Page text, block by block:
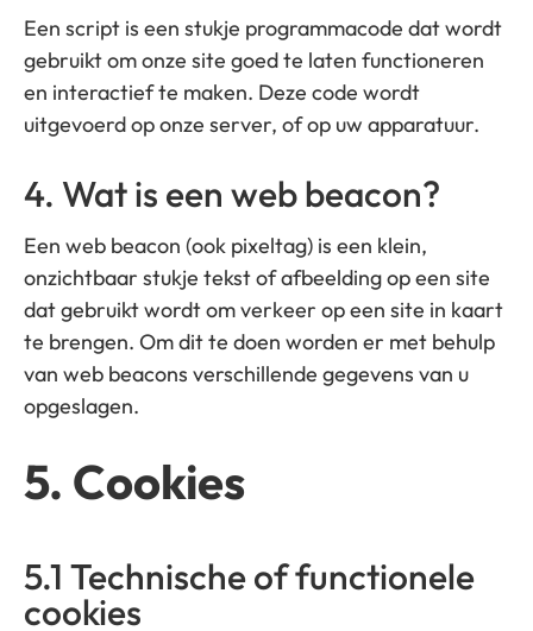
Een script is een stukje programmacode dat wordt
gebruikt om onze site goed te laten functioneren
en interactief te maken. Deze code wordt
uitgevoerd op onze server, of op uw apparatuur.
4. Wat is een web beacon?
Een web beacon (ook pixeltag) is een klein,
onzichtbaar stukje tekst of afbeelding op een site
dat gebruikt wordt om verkeer op een site in kaart
te brengen. Om dit te doen worden er met behulp
van web beacons verschillende gegevens van u
opgeslagen.
5. Cookies
5.1 Technische of functionele
cookies